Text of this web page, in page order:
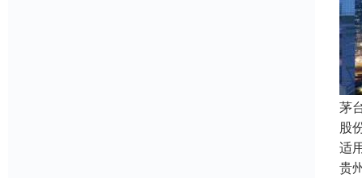
茅
股
适
贵